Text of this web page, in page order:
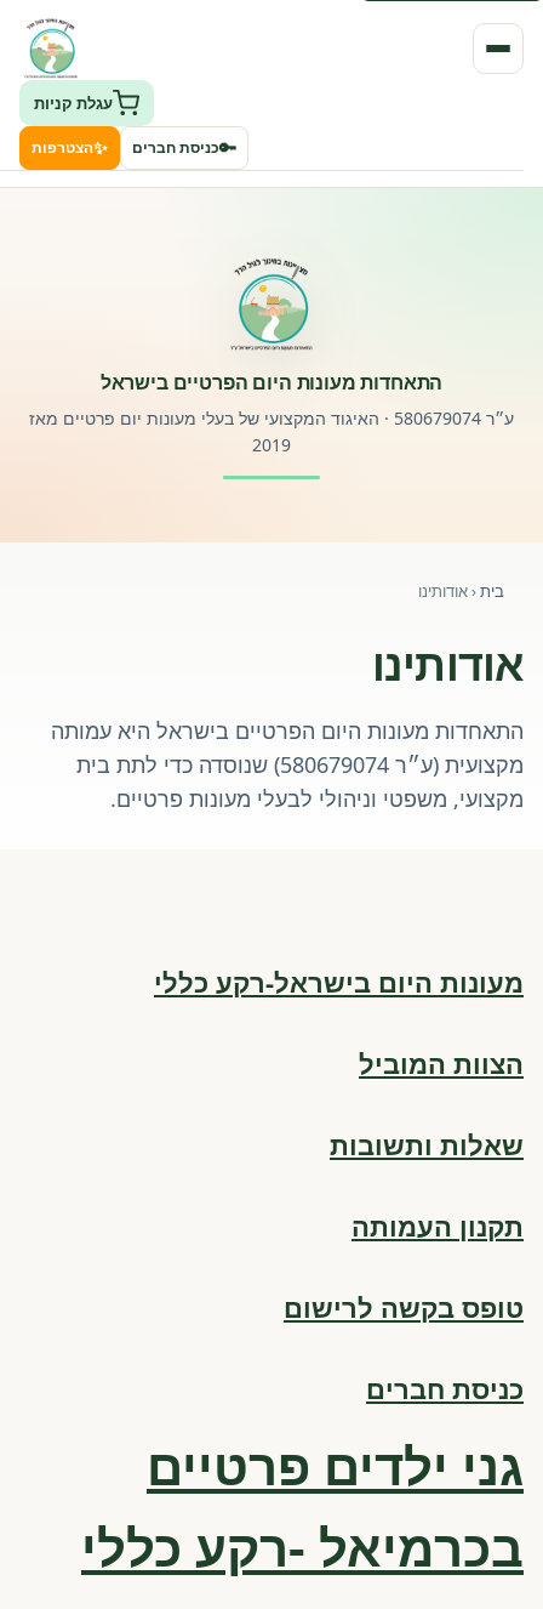
רישוי וחקיקה
פורטל לוח מודעות דרושים עובדים
השתלמויות וקורסים לגננות ולצוותי חינוך | גיל הרך 0-6
מרכז ידע ומאמרים
עגלת קניות
🔑כניסת חברים ✨הצטרפות
התאחדות מעונות היום הפרטיים בישראל
ע״ר 580679074 · האיגוד המקצועי של בעלי מעונות יום פרטיים מאז
2019
בית‹אודותינו
אודותינו
התאחדות מעונות היום הפרטיים בישראל היא עמותה
מקצועית (ע״ר 580679074) שנוסדה כדי לתת בית
מקצועי, משפטי וניהולי לבעלי מעונות פרטיים.
מעונות היום בישראל-רקע כללי
הצוות המוביל
שאלות ותשובות
תקנון העמותה
טופס בקשה לרישום
כניסת חברים
גני ילדים פרטיים
בכרמיאל -רקע כללי